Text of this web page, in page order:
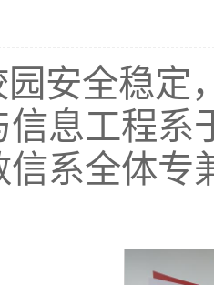
园安全稳定
信息工程
信系全体